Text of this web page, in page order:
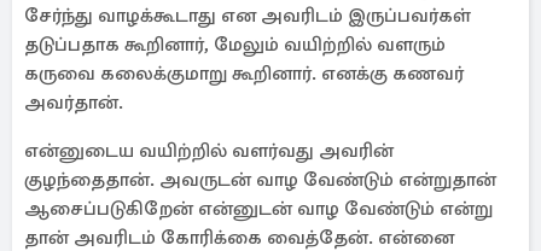
சேர்ந்து வாழக்கூடாது என அவரிடம் இருப்பவர்கள்
தடுப்பதாக கூறினார், மேலும் வயிற்றில் வளரும்
கருவை கலைக்குமாறு கூறினார். எனக்கு கணவர்
அவர்தான்.
என்னுடைய வயிற்றில் வளர்வது அவரின்
குழந்தைதான். அவருடன் வாழ வேண்டும் என்றுதான்
ஆசைப்படுகிறேன் என்னுடன் வாழ வேண்டும் என்று
தான் அவரிடம் கோரிக்கை வைத்தேன். என்னை